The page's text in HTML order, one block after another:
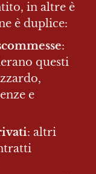
in altre è
è duplice:
:
questi
e
: altri